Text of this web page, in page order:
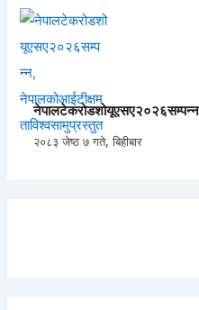
नेपालटेकरोडशोयूएसए२०२६सम्पन्न,
२०८३ जेष्ठ ७ गते, बिहीबार